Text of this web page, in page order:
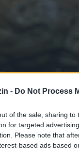
- Do Not Process
of the sale, sharing
for targeted
Please note that
based ads based